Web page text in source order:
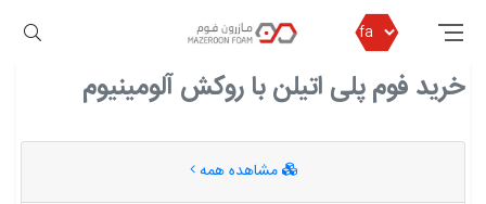
مازرون فوم خرید فوم پلی اتیلن با روکش آلومینیوم
خرید فوم پلی اتیلن با روکش آلومینیوم
مشاهده همه